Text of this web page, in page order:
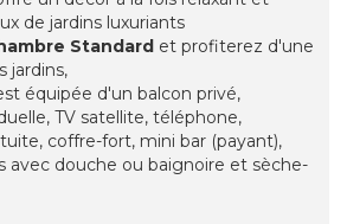
de jardins luxuriants
Standard et profiterez d'une
jardins,
équipée d'un balcon privé,
TV satellite, téléphone,
coffre-fort, mini bar (payant),
avec douche ou baignoire et sèche-